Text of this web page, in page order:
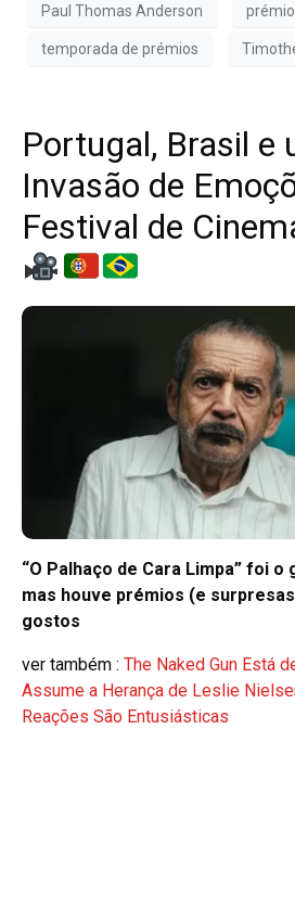
Paul Thomas Anderson
temporada de prémios
Portugal, Brasil e
Invasão de
Festival de
“O Palhaço de Cara Limpa” foi
mas houve prémios (e
gostos
ver também : The Naked Gun Está
Assume a Herança de Leslie
Reações São Entusiásticas